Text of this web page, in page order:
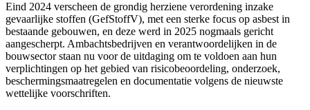
Eind 2024 verscheen de grondig herziene verordening inzake
gevaarlijke stoffen (GefStoffV), met een sterke focus op asbest in
bestaande gebouwen, en deze werd in 2025 nogmaals gericht
aangescherpt. Ambachtsbedrijven en verantwoordelijken in de
bouwsector staan nu voor de uitdaging om te voldoen aan hun
verplichtingen op het gebied van risicobeoordeling, onderzoek,
beschermingsmaatregelen en documentatie volgens de nieuwste
wettelijke voorschriften.